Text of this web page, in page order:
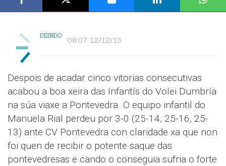
DEINDO 08:07 12/12/13
Despois de acadar cinco vitorias consecutivas
acabou a boa xeira das Infantís do Volei Dumbría
na súa viaxe a Pontevedra. O equipo infantil do
Manuela Rial perdeu por 3-0 (25-14, 25-16, 25-
13) ante CV Pontevedra con claridade xa que non
foi quen de recibir o potente saque das
pontevedresas e cando o conseguia sufria o forte